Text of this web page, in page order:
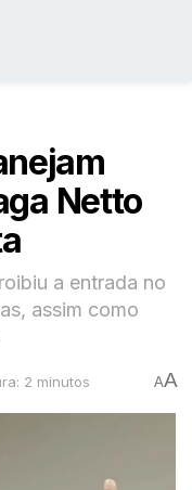
Netto
a entrada no
assim como
2 minutos AA